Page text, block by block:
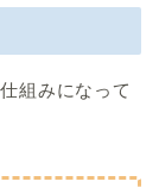
組みになって